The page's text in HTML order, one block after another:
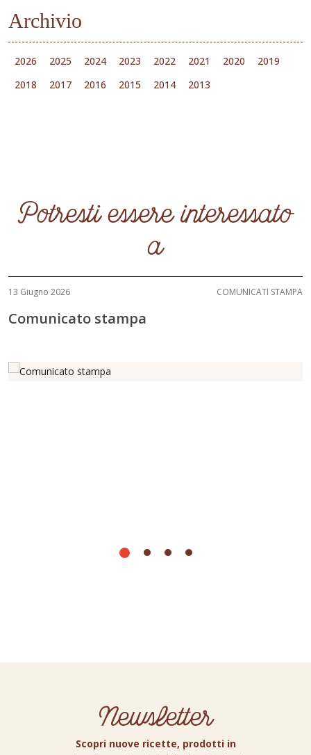
Archivio
2026 2025 2024 2023 2022 2021 2020
2019
2018
2017 2016 2015 2014 2013
Potresti essere interessato
a
13 Giugno 2026 COMUNICATI STAMPA
Comunicato stampa
Newsletter
Scopri nuove ricette, prodotti in